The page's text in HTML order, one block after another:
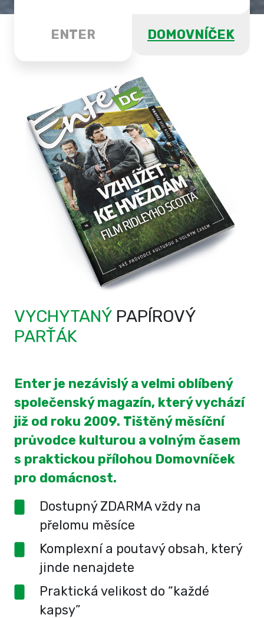
ENTER DOMOVNÍČEK
VYCHYTANÝ PAPÍROVÝ
PARŤÁK
Enter je nezávislý a velmi oblíbený
společenský magazín, který vychází
již od roku 2009. Tištěný měsíční
průvodce kulturou a volným časem
s praktickou přílohou Domovníček
pro domácnost.
Dostupný ZDARMA vždy na
přelomu měsíce
Komplexní a poutavý obsah, který
jinde nenajdete
Praktická velikost do “každé
kapsy”